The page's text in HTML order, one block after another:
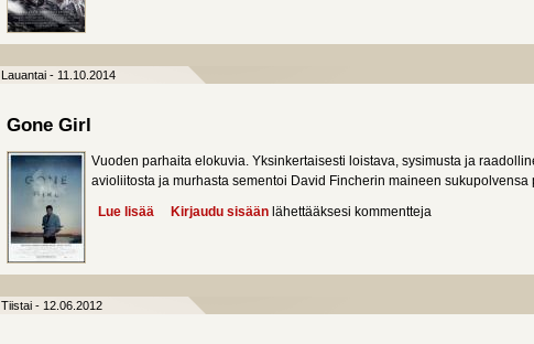
Lauantai - 11.10.2014
Gone Girl
Vuoden parhaita elokuvia. Yksinkertaisesti loistava, sysimusta ja
avioliitosta ja murhasta sementoi David Fincherin maineen
Lue lisää about Gone Girl
Kirjaudu sisään lähettääksesi kommentteja
Tiistai - 12.06.2012